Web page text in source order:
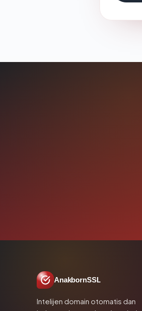
AnakbornSSL
Intelijen domain otomatis dan